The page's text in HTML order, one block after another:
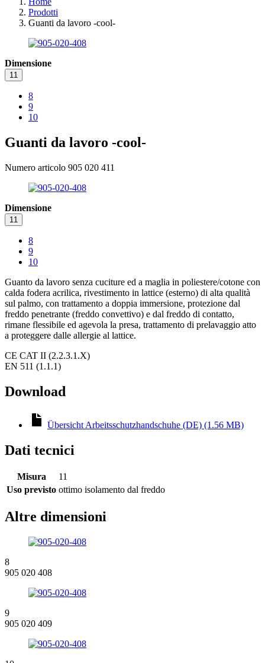
Prodotti
Guanti da lavoro -cool-
Dimensione
11
8
9
10
Guanti da lavoro -cool-
Numero articolo 905 020 411
Dimensione
11
8
9
10
Guanto da lavoro senza cuciture ed a maglia in poliestere/cotone con
calda fodera acrilica, rivestimento in lattice (esterno) di alta qualità
sul palmo, con trattamento a doppia immersione, protezione dal
freddo penetrante (freddo convettivo) e dal freddo di contatto,
rimane flessibile ed agevola la presa, trattamento di prelavaggio atto
a proteggere dalle allergie al lattice.
CE CAT II (2.2.3.1.X)
EN 511 (1.1.1)
Download
Übersicht Arbeitsschutzhandschuhe (DE) (1.56 MB)
Dati tecnici
Misura
11
Uso previsto ottimo isolamento dal freddo
Altre dimensioni
8
905 020 408
9
905 020 409